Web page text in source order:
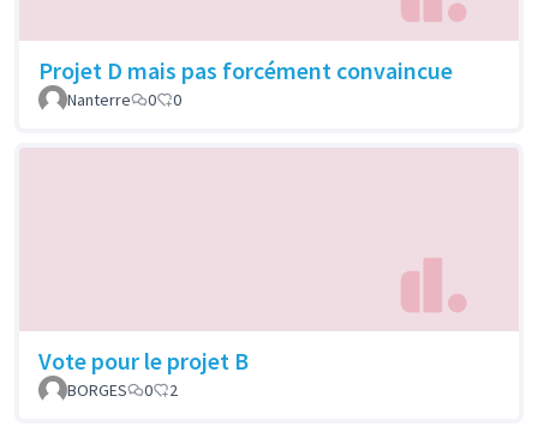
Projet D mais pas forcément convaincue
Nanterre 0 0
Vote pour le projet B
BORGES 0 2